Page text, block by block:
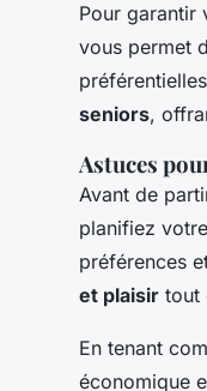
Pour garantir
vous permet
seniors,
Astuces
Avant de
planifiez votre
préférences
et plaisir tout
En tenant
économique